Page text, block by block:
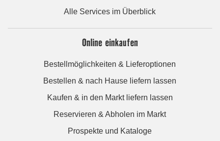
Alle Services im Überblick
Online einkaufen
Bestellmöglichkeiten & Lieferoptionen
Bestellen & nach Hause liefern lassen
Kaufen & in den Markt liefern lassen
Reservieren & Abholen im Markt
Prospekte und Kataloge